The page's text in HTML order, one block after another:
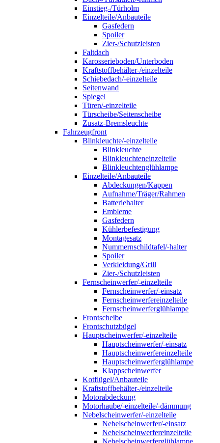
Einstieg-/Türholm
Einzelteile/Anbauteile
Gasfedern
Spoiler
Zier-/Schutzleisten
Faltdach
Karosserieboden/Unterboden
Kraftstoffbehälter-/einzelteile
Schiebedach/-einzelteile
Seitenwand
Spiegel
Türen/-einzelteile
Türscheibe/Seitenscheibe
Zusatz-Bremsleuchte
Fahrzeugfront
Blinkleuchte/-einzelteile
Blinkleuchte
Blinkleuchteneinzelteile
Blinkleuchtenglühlampe
Einzelteile/Anbauteile
Abdeckungen/Kappen
Aufnahme/Träger/Rahmen
Batteriehalter
Embleme
Gasfedern
Kühlerbefestigung
Montagesatz
Nummernschildtafel/-halter
Spoiler
Verkleidung/Grill
Zier-/Schutzleisten
Fernscheinwerfer/-einzelteile
Fernscheinwerfer/-einsatz
Fernscheinwerfereinzelteile
Fernscheinwerferglühlampe
Frontscheibe
Frontschutzbügel
Hauptscheinwerfer/-einzelteile
Hauptscheinwerfer/-einsatz
Hauptscheinwerfereinzelteile
Hauptscheinwerferglühlampe
Klappscheinwerfer
Kotflügel/Anbauteile
Kraftstoffbehälter-/einzelteile
Motorabdeckung
Motorhaube/-einzelteile/-dämmung
Nebelscheinwerfer/-einzelteile
Nebelscheinwerfer/-einsatz
Nebelscheinwerfereinzelteile
Nebelscheinwerferglühlampe